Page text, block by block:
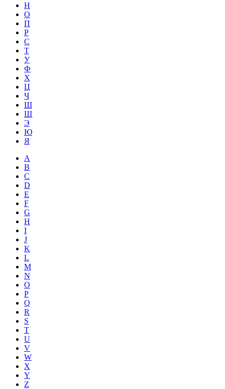
Н
О
П
Р
С
Т
У
Ф
Х
Ц
Ч
Ш
Щ
Э
Ю
Я
A
B
C
D
E
F
G
H
I
J
K
L
M
N
O
P
Q
R
S
T
U
V
W
X
Y
Z